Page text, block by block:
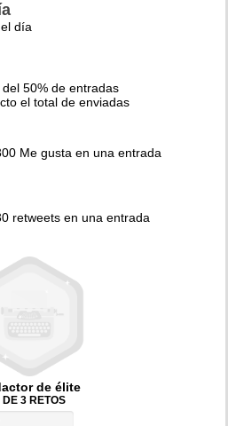
día
50% de entradas
el total de enviadas
Me gusta en una entrada
retweets en una entrada
de élite
DE 3 RETOS